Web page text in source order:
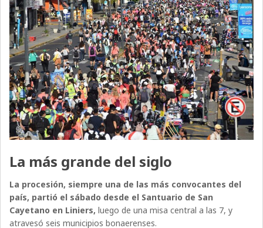
La más grande del siglo
La procesión, siempre una de las más convocantes del
país, partió el sábado desde el Santuario de San
Cayetano en Liniers, luego de una misa central a las 7, y
atravesó seis municipios bonaerenses.